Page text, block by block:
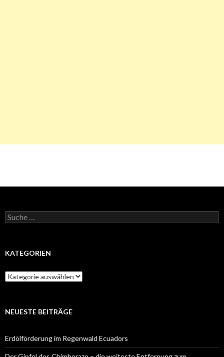
Suche
nach:
KATEGORIEN
Kategorien
NEUESTE BEITRÄGE
Erdölförderung im Regenwald Ecuadors